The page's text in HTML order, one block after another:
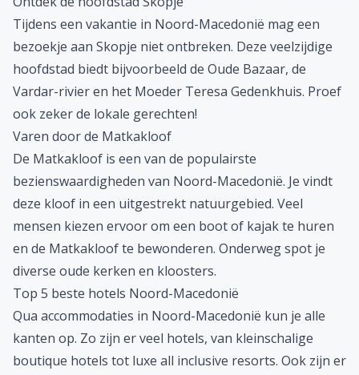
Ontdek de hoofdstad Skopje
Tijdens een vakantie in Noord-Macedonië mag een
bezoekje aan Skopje niet ontbreken. Deze veelzijdige
hoofdstad biedt bijvoorbeeld de Oude Bazaar, de
Vardar-rivier en het Moeder Teresa Gedenkhuis. Proef
ook zeker de lokale gerechten!
Varen door de Matkakloof
De Matkakloof is een van de populairste
bezienswaardigheden van Noord-Macedonië. Je vindt
deze kloof in een uitgestrekt natuurgebied. Veel